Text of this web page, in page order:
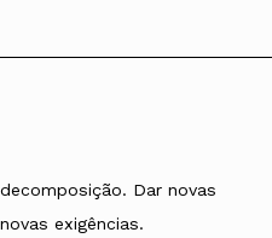
Dar novas
exigências.